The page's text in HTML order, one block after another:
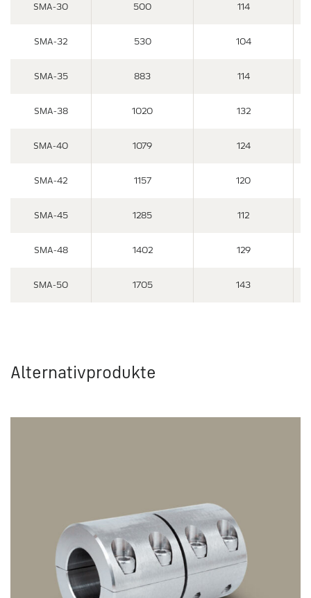
SMA-30 500 114
SMA-32 530 104
SMA-35 883 114
SMA-38 1020 132
SMA-40 1079 124
SMA-42 1157 120
SMA-45 1285 112
SMA-48 1402 129
SMA-50 1705 143
Alternativprodukte